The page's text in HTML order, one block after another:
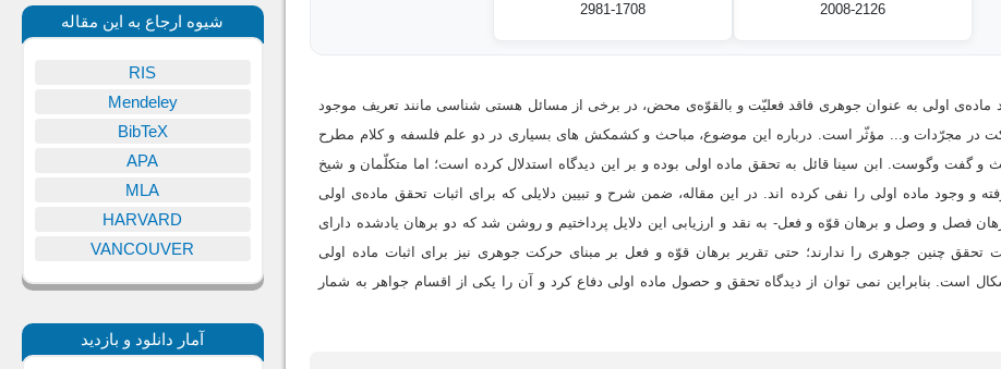
2008-2126
2981-1708
ماده‌ی اولی به عنوان جوهری فاقد فعلیّت و بالقوّه‌ی محض، در برخی از مسائل هستی شناسی مانند تعریف موجود
در مجرّدات و... مؤثّر است. درباره این موضوع، مباحث و کشمکش های بسیاری در دو علم فلسفه و کلام مطرح
گفت وگوست. ابن سینا قائل به تحقق ماده اولی بوده و بر این دیدگاه استدلال کرده است؛ اما متکلّمان و شیخ
و وجود ماده اولی را نفی کرده اند. در این مقاله، ضمن شرح و تبیین دلایلی که برای اثبات تحقق ماده‌ی اولی
فصل و وصل و برهان قوّه و فعل- به نقد و ارزیابی این دلایل پرداختیم و روشن شد که دو برهان یادشده دارای
تحقق چنین جوهری را ندارند؛ حتی تقریر برهان قوّه و فعل بر مبنای حرکت جوهری نیز برای اثبات ماده اولی
است. بنابراین نمی توان از دیدگاه تحقق و حصول ماده اولی دفاع کرد و آن را یکی از اقسام جواهر به شمار
شیوه ارجاع به این مقاله
RIS
Mendeley
BibTeX
APA
MLA
HARVARD
VANCOUVER
آمار دانلود و بازدید